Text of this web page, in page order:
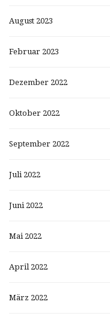
August 2023
Februar 2023
Dezember 2022
Oktober 2022
September 2022
Juli 2022
Juni 2022
Mai 2022
April 2022
März 2022